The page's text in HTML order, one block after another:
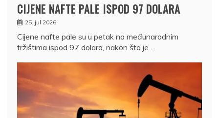
CIJENE NAFTE PALE ISPOD 97 DOLARA
25. jul 2026.
Cijene nafte pale su u petak na međunarodnim
tržištima ispod 97 dolara, nakon što je…